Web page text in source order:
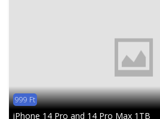
999 Ft
iPhone 14 Pro and 14 Pro Max 1TB